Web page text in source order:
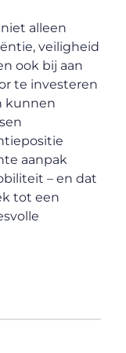
alleen
veiligheid
ook bij aan
te investeren
kunnen
aanpak
– en dat
tot een